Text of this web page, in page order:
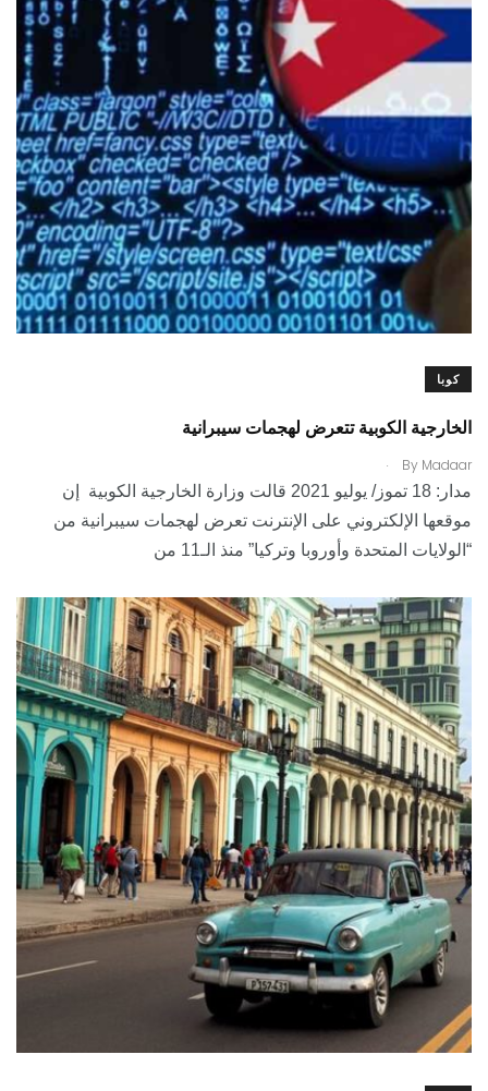
كوبا
الخارجية الكوبية تتعرض لهجمات سيبرانية
By Madaar
.
مدار: 18 تموز/ يوليو 2021 قالت وزارة الخارجية الكوبية إن
موقعها الإلكتروني على الإنترنت تعرض لهجمات سيبرانية من
“الولايات المتحدة وأوروبا وتركيا” منذ الـ11 من